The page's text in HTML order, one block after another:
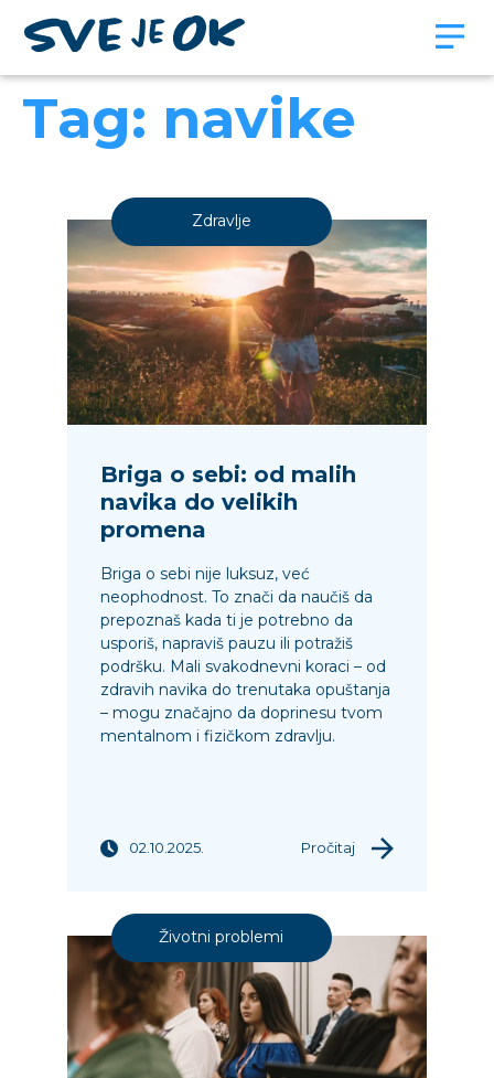
Tag: navike
Zdravlje
Briga o sebi: od malih
navika do velikih
promena
Briga o sebi nije luksuz, već
neophodnost. To znači da naučiš da
prepoznaš kada ti je potrebno da
usporiš, napraviš pauzu ili potražiš
podršku. Mali svakodnevni koraci – od
zdravih navika do trenutaka opuštanja
– mogu značajno da doprinesu tvom
mentalnom i fizičkom zdravlju.
02.10.2025. Pročitaj
Životni problemi